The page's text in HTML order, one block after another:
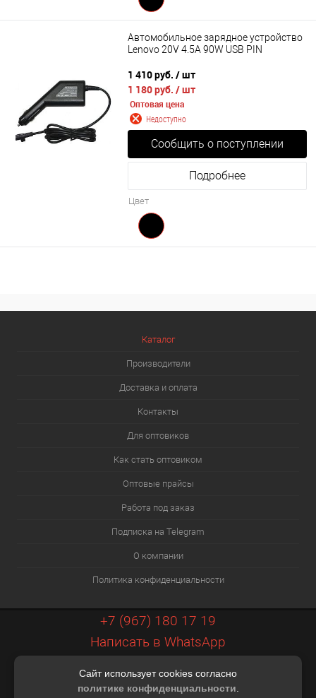
Сайт использует cookies согласно
политике конфиденциальности
Автомобильное зарядное устройство
Lenovo 20V 4.5A 90W USB PIN
1 410 руб. / шт
1 180 руб. / шт
Оптовая цена
Недоступно
Сообщить о поступлении
Подробнее
Цвет
Каталог
Производители
Доставка и оплата
Контакты
Для оптовиков
Как стать оптовиком
Оптовые прайсы
Работа под заказ
Подписка на Telegram
О компании
Политика конфиденциальности
+7 (967) 180 17 19
Написать в WhatsApp
Контакты